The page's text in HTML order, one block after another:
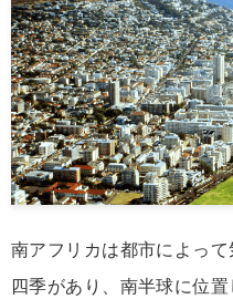
南アフリカは都市によっ
四季があり、南半球に位